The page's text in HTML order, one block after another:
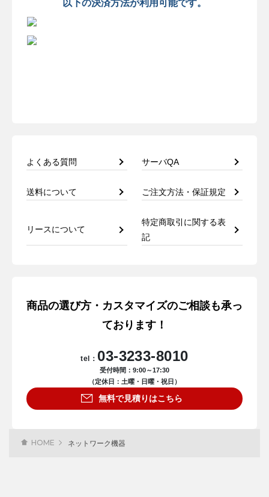
以下の決済方法が利用可能です。
よくある質問 サーバQA
送料について ご注文方法・保証規定
リースについて
特定商取引に関する表
記
商品の選び方・カスタマイズのご相談も承っ
ております！
tel： 03-3233-8010
受付時間：9:00～17:30
（定休日：土曜・日曜・祝日）
無料で見積りはこちら
HOME ネットワーク機器